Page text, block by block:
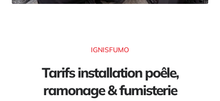
IGNISFUMO
Tarifs installation poêle,
ramonage & fumisterie